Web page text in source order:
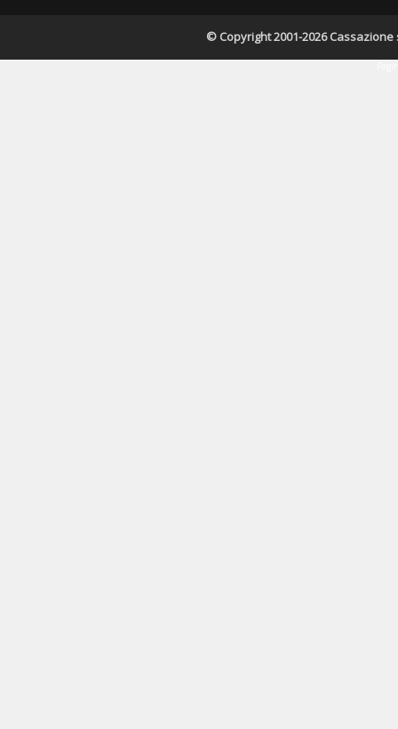
© Copyright 2001-2026 Cassazione